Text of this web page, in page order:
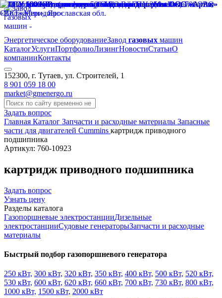
Энергетическое оборудованиеЗавод газовых машин
КаталогУслугиПортфолиоЛизингНовостиСтатьиО
компанииКонтакты
152300, г. Тутаев, ул. Строителей, 1
8 901 059 18 00
market@gmenergo.ru
Задать вопрос
Главная Каталог Запчасти и расходные материалы Запасные
части для двигателей Cummins картридж приводного
подшипника
Артикул: 760-10923
картридж приводного подшипника
Задать вопрос
Узнать цену
Разделы каталога
Газопоршневые электростанцииДизельные
электростанцииСудовые генераторыЗапчасти и расходные
материалы
Быстрый подбор газопоршневого генератора
250 кВт, 300 кВт, 320 кВт, 350 кВт, 400 кВт, 500 кВт, 520 кВт,
530 кВт, 600 кВт, 620 кВт, 660 кВт, 700 кВт, 730 кВт, 800 кВт,
1000 кВт, 1500 кВт, 2000 кВт